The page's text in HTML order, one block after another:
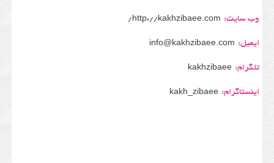
وب سایت: http://kakhzibaee.com/
ایمیل: info@kakhzibaee.com
تلگرام: kakhzibaee
اینستاگرام: kakh_zibaee